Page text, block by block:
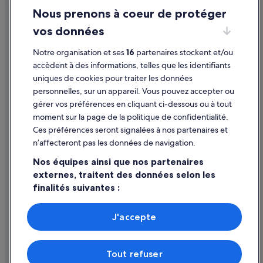
Pozza di Fassa : hôtels Hôtels d’aventure
Pozza di Fassa : hôtels
Pozza di Fassa : Lodges
Pozza di Fassa : Complexes hôteliers
Prade : Chambres d’hôtes
Prade : Maison d’hôtes
Prade : hôtels Hôtels pas chers
Prade : hôtels
Sagron Mis : Appart’hôtels
Sagron Mis : hôtels
Sagron Mis : Complexes hôteliers
San Martino di Castrozza : hôtels Hôtels pour faire du
San Martino di Castrozza : hôtels
Mentions légales / Nous contacter
Directives de contenu et signalement de contenus
Assistance
Annuler votre vol
Annuler une réservation d'hôtel ou de location de vacances
Délais de remboursement
Documents de voyage internationaux
Parmi les moyens de paiement acceptés sur expedia.fr figurent :
American Express, Diner’s Club International, Mastercard, Visa, Visa
Electron, CartaSi, Carte Bleue, PayPal et Eurocard.
© 2026 Expedia, Inc., une entreprise d’Expedia Group. Tous droits
Nous prenons à coeur de protéger
vos données
Notre organisation et ses16 partenaires stockent et/ou
accèdent à des informations, telles que les identifiants
uniques de cookies pour traiter les données
personnelles, sur un appareil. Vous pouvez accepter ou
gérer vos préférences en cliquant ci-dessous ou à tout
moment sur la page de la politique de confidentialité.
Ces préférences seront signalées à nos partenaires et
n’affecteront pas les données de navigation.
Nos équipes ainsi que nos partenaires
externes, traitent des données selon les
finalités suivantes :
Utiliser des données de géolocalisation précises. Analyser
activement les caractéristiques de l’appareil pour
l’identification. Stocker et/ou accéder à des informations
mesure de performance des publicités et du contenu,
études d’audience et développement de services.
Tout refuser
J'accepte